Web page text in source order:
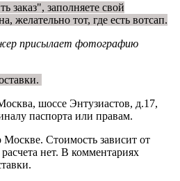
заказ", заполняете свой
желательно тот, где есть вотсап.
присылает фотографию
шоссе Энтузиастов, д.17,
паспорта или правам.
Стоимость зависит от
нет. В комментариях